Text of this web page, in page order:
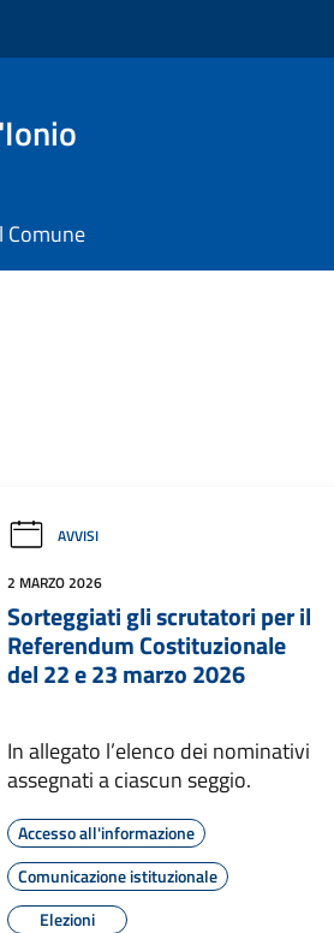
Comune
AVVISI
2 MARZO 2026
Sorteggiati gli scrutatori per il
Referendum Costituzionale
del 22 e 23 marzo 2026
In allegato l’elenco dei nominativi
assegnati a ciascun seggio.
Accesso all'informazione
Comunicazione istituzionale
Elezioni